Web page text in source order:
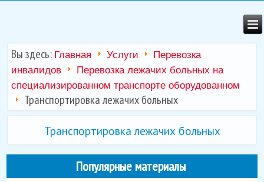
Вы здесь: Главная Услуги
Перевозка
инвалидов
Перевозка лежачих больных на
специализированном транспорте оборудованном
Транспортировка лежачих больных
Транспортировка лежачих больных
Популярные материалы